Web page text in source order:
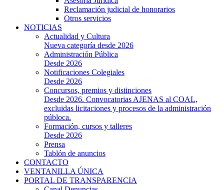
Reclamación judicial de honorarios
Otros servicios
NOTICIAS
Actualidad y Cultura
Nueva categoría desde 2026
Administración Pública
Desde 2026
Notificaciones Colegiales
Desde 2026
Concursos, premios y distinciones
Desde 2026. Convocatorias AJENAS al COAL,
excluidas licitaciones y procesos de la administración
públoca.
Formación, cursos y talleres
Desde 2026
Prensa
Tablón de anuncios
CONTACTO
VENTANILLA ÚNICA
PORTAL DE TRANSPARENCIA